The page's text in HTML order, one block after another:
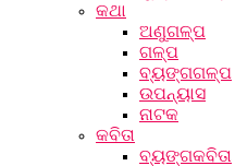
କଥା
ଅଣୁଗଳ୍ପ
ଗଳ୍ପ
ବ୍ୟଙ୍ଗଗଳ୍ପ
ଉପନ୍ୟାସ
ନାଟକ
କବିତା
ବ୍ୟଙ୍ଗକବିତା